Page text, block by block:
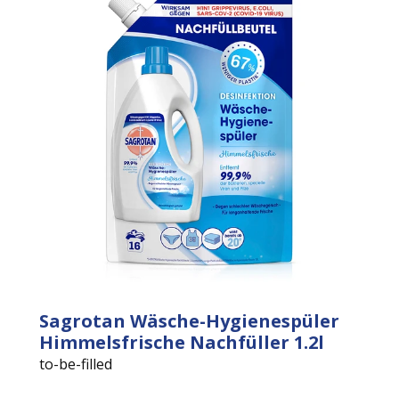
Sagrotan Wäsche-Hygienespüler
Himmelsfrische Nachfüller 1.2l
to-be-filled